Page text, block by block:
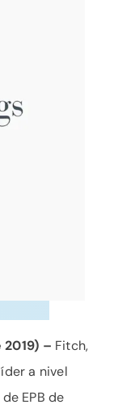
– Fitch,
a nivel
EPB de